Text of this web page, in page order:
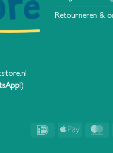
!)
Retourneren &
IDeal
Apple